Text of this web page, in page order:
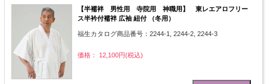
【半襦袢 男性用 寺院用 神職用】 東レエアロフリー
ス半衿付襦袢 広袖 紐付 （冬用）
福生カタログ商品番号：2244-1, 2244-2, 2244-3
価格： 12,100円(税込)